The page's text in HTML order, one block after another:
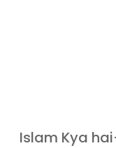
Islam Kya